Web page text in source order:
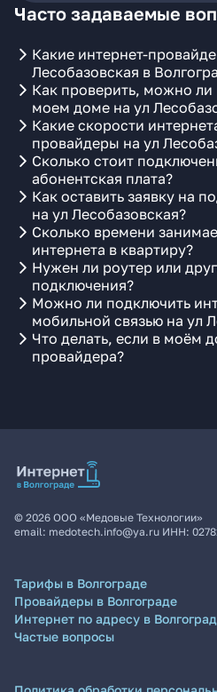
Часто задаваемые
Какие интернет-
Лесобазовская в
Как проверить, можно ли
моем доме на ул
Какие скорости
провайдеры на ул
Сколько стоит
абонентская плата?
Как оставить заявку на
на ул Лесобазовская?
Сколько времени
интернета в квартиру?
Нужен ли роутер или
подключения?
Можно ли подключить
мобильной связью на ул
Что делать, если в моём
провайдера?
© 2026 ООО «Медовые Технологии»
email: medotech.info@ya.ru ИНН:
Тарифы в Волгограде
Провайдеры в Волгограде
Интернет по адресу в
Частые вопросы